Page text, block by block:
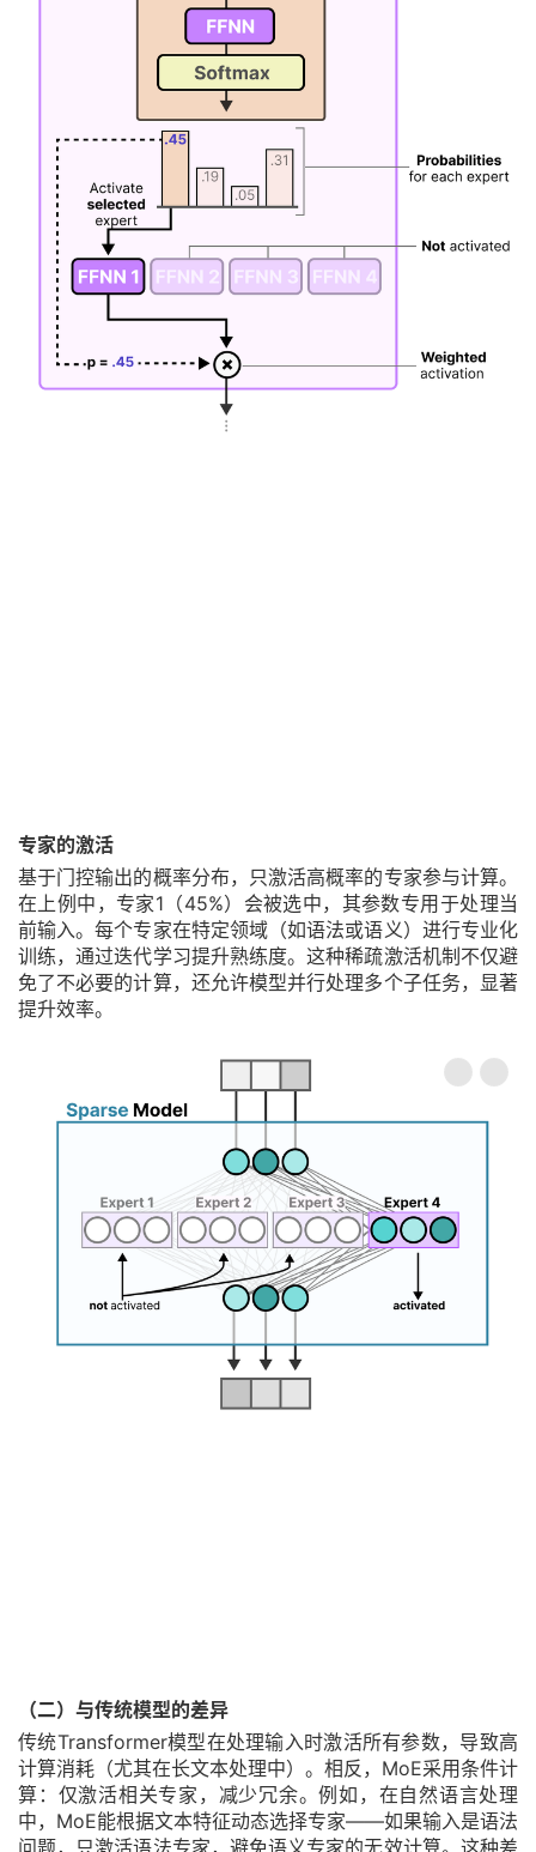
专家的激活
基于门控输出的概率分布，只激活高概率的专家参与计算。
在上例中，专家1（45%）会被选中，其参数专用于处理当
前输入。每个专家在特定领域（如语法或语义）进行专业化
训练，通过迭代学习提升熟练度。这种稀疏激活机制不仅避
免了不必要的计算，还允许模型并行处理多个子任务，显著
提升效率。
（二）与传统模型的差异
传统Transformer模型在处理输入时激活所有参数，导致高
计算消耗（尤其在长文本处理中）。相反，MoE采用条件计
算：仅激活相关专家，减少冗余。例如，在自然语言处理
中，MoE能根据文本特征动态选择专家——如果输入是语法
问题，只激活语法专家，避免语义专家的无效计算。这种差